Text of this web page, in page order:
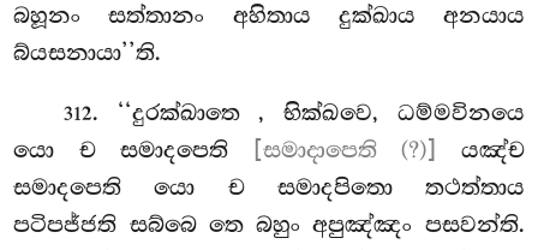
බහූනං සත්තානං අහිතාය දුක්ඛාය අනයාය
බ්යසනායා’’ති.
312. ‘‘දුරක්ඛාතෙ, භික්ඛවෙ, ධම්මවිනයෙ
යො ච සමාදපෙති
[සමාදාපෙති (?)]
යඤ්ච
සමාදපෙති යො ච සමාදපිතො තථත්තාය
පටිපජ්ජති සබ්බෙ තෙ බහුං අපුඤ්ඤං පසවන්ති.